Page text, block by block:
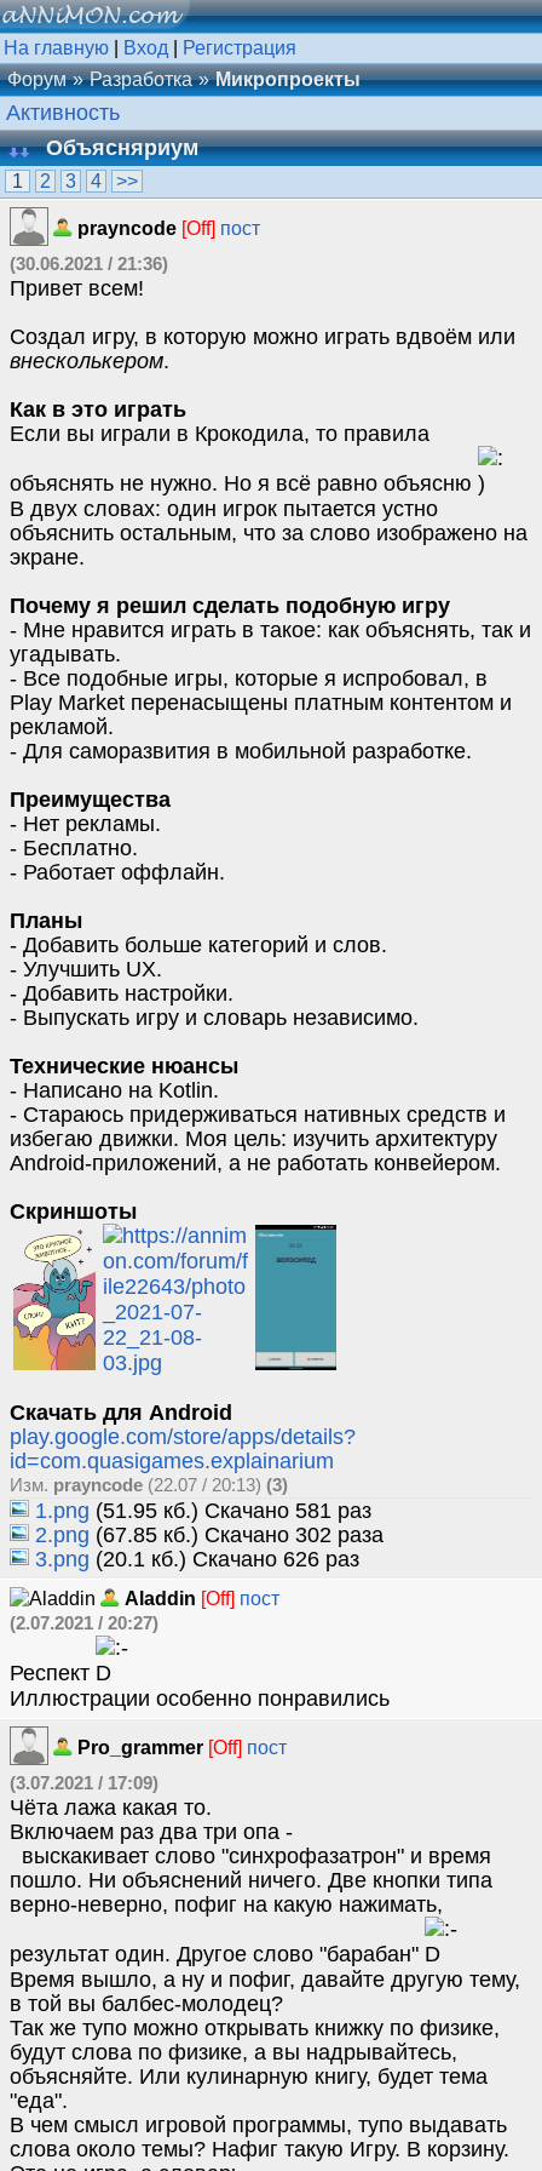
На главную Вход
Регистрация
Форум
Разработка Микропроекты
Активность
Объясняриум
1 2 3 4 >>
prayncode [Off] пост
(30.06.2021 / 21:36)
Привет всем!
Создал игру, в которую можно играть вдвоём или
внесколькером.
Как в это играть
Если вы играли в Крокодила, то правила
объяснять не нужно. Но я всё равно объясню
В двух словах: один игрок пытается устно
объяснить остальным, что за слово изображено на
экране.
Почему я решил сделать подобную игру
- Мне нравится играть в такое: как объяснять, так и
угадывать.
- Все подобные игры, которые я испробовал, в
Play Market перенасыщены платным контентом и
рекламой.
- Для саморазвития в мобильной разработке.
Преимущества
- Нет рекламы.
- Бесплатно.
- Работает оффлайн.
Планы
- Добавить больше категорий и слов.
- Улучшить UX.
- Добавить настройки.
- Выпускать игру и словарь независимо.
Технические нюансы
- Написано на Kotlin.
- Стараюсь придерживаться нативных средств и
избегаю движки. Моя цель: изучить архитектуру
Android-приложений, а не работать конвейером.
Скриншоты
Скачать для Android
play.google.com/store/apps/details?
id=com.quasigames.explainarium
Изм. prayncode (22.07 / 20:13) (3)
1.png (51.95 кб.) Скачано 581 раз
2.png (67.85 кб.) Скачано 302 раза
3.png (20.1 кб.) Скачано 626 раз
Aladdin [Off] пост
(2.07.2021 / 20:27)
Респект
Иллюстрации особенно понравились
Pro_grammer [Off] пост
(3.07.2021 / 17:09)
Чёта лажа какая то.
Включаем раз два три опа -
выскакивает слово "синхрофазатрон" и время
пошло. Ни объяснений ничего. Две кнопки типа
верно-неверно, пофиг на какую нажимать,
результат один. Другое слово "барабан"
Время вышло, а ну и пофиг, давайте другую тему,
в той вы балбес-молодец?
Так же тупо можно открывать книжку по физике,
будут слова по физике, а вы надрывайтесь,
объясняйте. Или кулинарную книгу, будет тема
"еда".
В чем смысл игровой программы, тупо выдавать
слова около темы? Нафиг такую Игру. В корзину.